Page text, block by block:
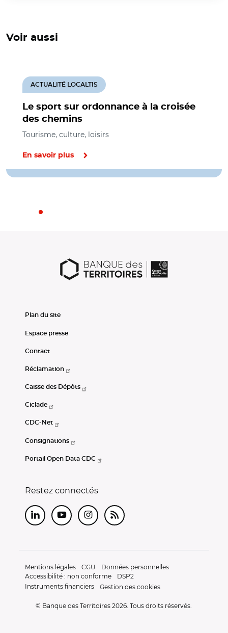
Voir aussi
Le sport sur ordonnance à la croisée
des chemins
ACTUALITÉ LOCALTIS
Tourisme, culture, loisirs
En savoir plus
Plan du site
Espace presse
Contact
Réclamation
Caisse des Dépôts
Ciclade
CDC-Net
Consignations
Portail Open Data CDC
Restez connectés
LinkedInYoutubeInstagram
RSS
Mentions légales CGU
Données personnelles
Accessibilité : non conforme
DSP2
Instruments financiers
Gestion des cookies
© Banque des Territoires 2026. Tous droits réservés.